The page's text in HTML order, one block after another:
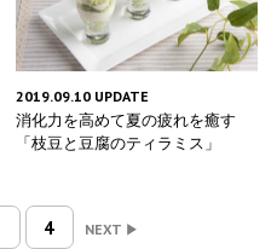
2019.09.10 UPDATE
消化力を高めて夏の疲れを癒す
「枝豆と豆腐のティラミス」
4 NEXT